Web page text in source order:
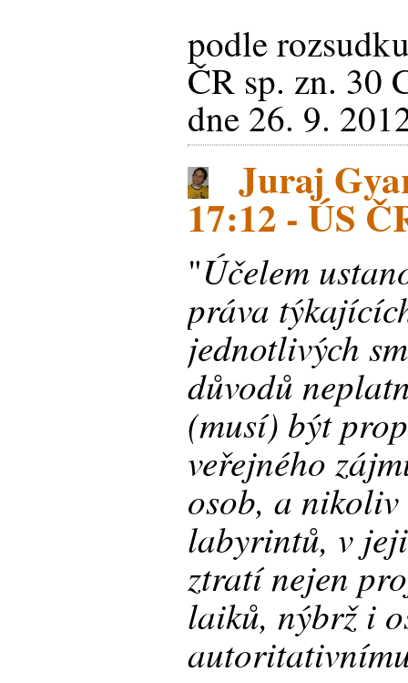
podle
ČR sp. zn. 30
dne 26. 9.
Juraj
17:12 - ÚS
"Účelem
práva
jednotlivých
důvodů
(musí) být
veřejného
osob, a
labyrintů, v
ztratí nejen
laiků, nýbrž i